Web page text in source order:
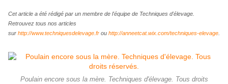
Cet article a été rédigé par un membre de l'équipe de Techniques d'élevage.
Retrouvez tous nos articles
sur http://www.techniquesdelevage.fr ou http://anneetcat.wix.com/techniques-elevage
Poulain encore sous la mère. Techniques d'élevage. Tous droits